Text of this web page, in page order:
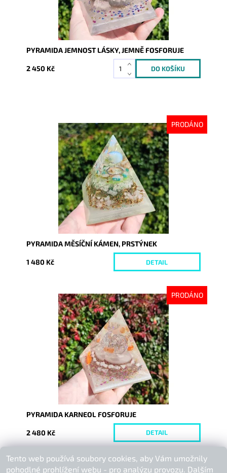
PYRAMIDA JEMNOST LÁSKY, JEMNĚ FOSFORUJE
2 450 Kč
PRODÁNO
Dostupnost:
Vyprodáno
9224
PYRAMIDA MĚSÍČNÍ KÁMEN, PRSTÝNEK
1 480 Kč DETAIL
PRODÁNO
Dostupnost:
Vyprodáno
9231
PYRAMIDA KARNEOL FOSFORUJE
2 480 Kč DETAIL
Buďte první, kdo napíše příspěvek k této položce.
Tento web používá soubory cookies, aby Vám umožnily
pohodlné prohlížení webu - pro analýzu provozu. Dalším